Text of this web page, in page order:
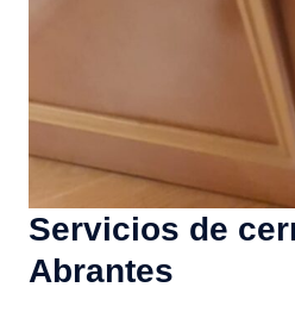
Servicios de
Abrantes